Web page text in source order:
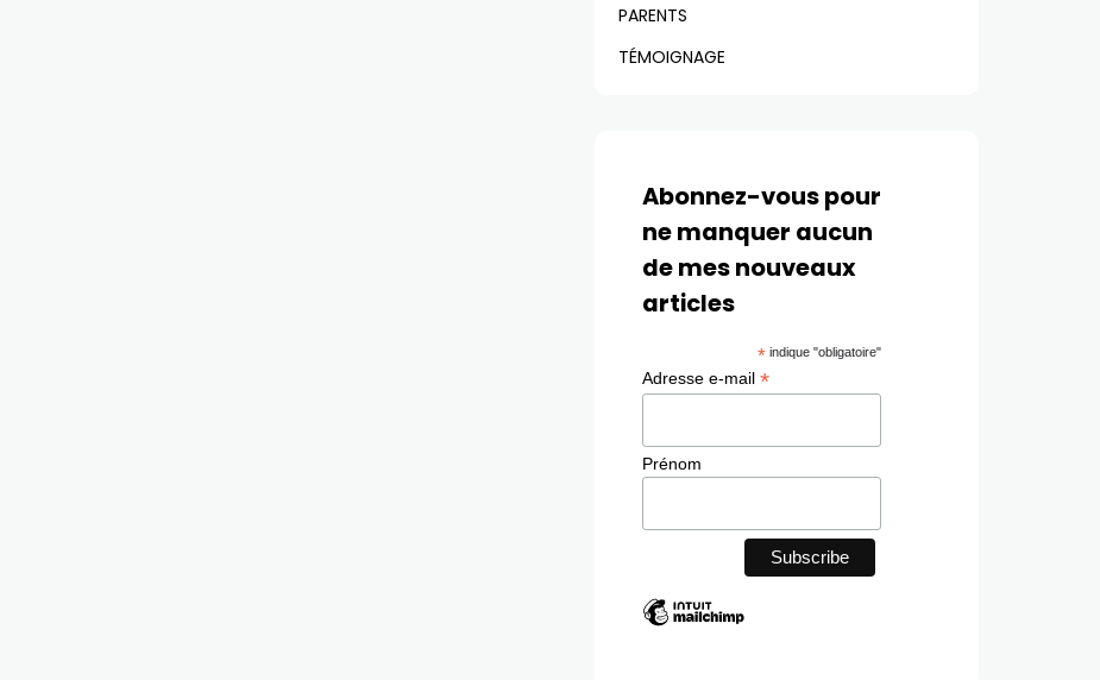
PARENTS
TÉMOIGNAGE
Abonnez-vous pour
ne manquer aucun
de mes nouveaux
articles
* indique "obligatoire"
Adresse e-mail *
Prénom